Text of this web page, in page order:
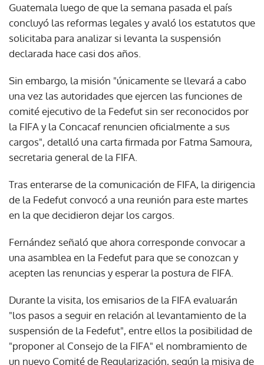
Guatemala luego de que la semana pasada el país
concluyó las reformas legales y avaló los estatutos que
solicitaba para analizar si levanta la suspensión
declarada hace casi dos años.
Sin embargo, la misión "únicamente se llevará a cabo
una vez las autoridades que ejercen las funciones de
comité ejecutivo de la Fedefut sin ser reconocidos por
la FIFA y la Concacaf renuncien oficialmente a sus
cargos", detalló una carta firmada por Fatma Samoura,
secretaria general de la FIFA.
Tras enterarse de la comunicación de FIFA, la dirigencia
de la Fedefut convocó a una reunión para este martes
en la que decidieron dejar los cargos.
Fernández señaló que ahora corresponde convocar a
una asamblea en la Fedefut para que se conozcan y
acepten las renuncias y esperar la postura de FIFA.
Durante la visita, los emisarios de la FIFA evaluarán
"los pasos a seguir en relación al levantamiento de la
suspensión de la Fedefut", entre ellos la posibilidad de
"proponer al Consejo de la FIFA" el nombramiento de
un nuevo Comité de Regularización, según la misiva de